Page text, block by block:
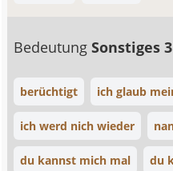
BedeutungSonstiges 3
berüchtigt ich glaub
ich werd nich wieder
du kannst mich mal du